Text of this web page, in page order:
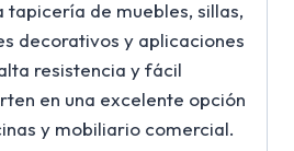
tapicería de muebles, sillas,
decorativos y aplicaciones
resistencia y fácil
en una excelente opción
y mobiliario comercial.